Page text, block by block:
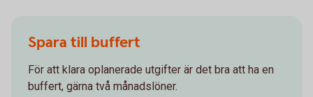
Spara till buffert
För att klara oplanerade utgifter är det bra att ha en
buffert, gärna två månadslöner.